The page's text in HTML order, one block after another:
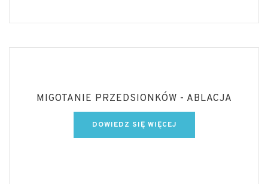
MIGOTANIE PRZEDSIONKÓW - ABLACJA
DOWIEDZ SIĘ WIĘCEJ